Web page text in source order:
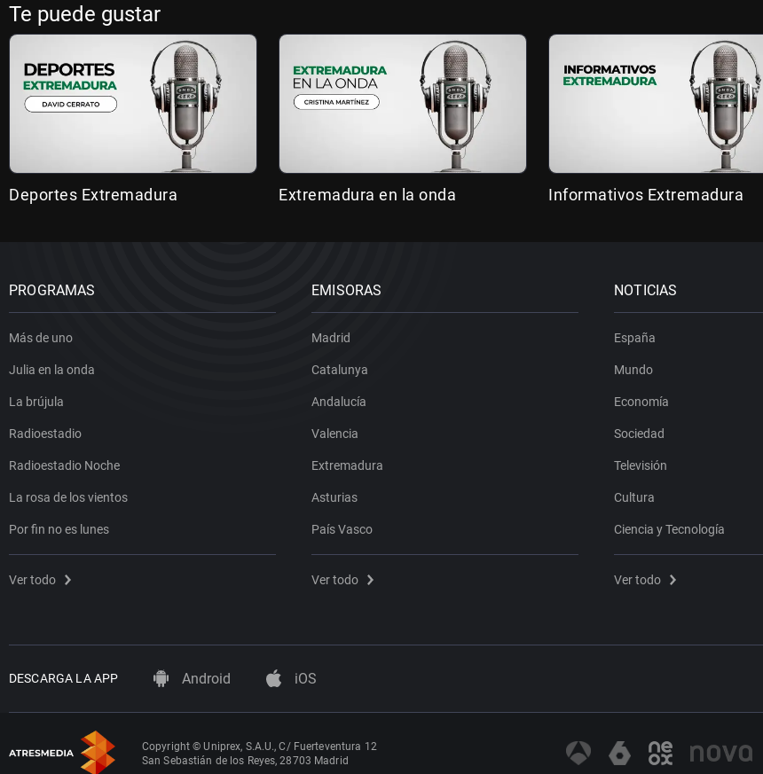
Te puede gustar
Deportes Extremadura Extremadura en la onda Informativos Extremadura
PROGRAMAS
Más de uno
Julia en la onda
La brújula
Radioestadio
Radioestadio Noche
La rosa de los vientos
Por fin no es lunes
Ver todo
EMISORAS
Madrid
Catalunya
Andalucía
Valencia
Extremadura
Asturias
País Vasco
Ver todo
NOTICIAS
España
Mundo
Economía
Sociedad
Televisión
Cultura
Ciencia y Tecnología
Ver todo
DESCARGA LA APP Android iOS
Copyright © Uniprex, S.A.U., C/ Fuerteventura 12
San Sebastián de los Reyes, 28703 Madrid